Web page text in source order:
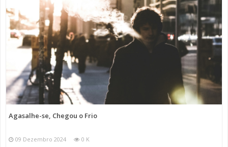
Agasalhe-se, Chegou o Frio
09 Dezembro 2024 0 K